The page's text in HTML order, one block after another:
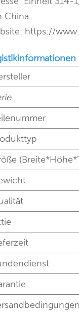
China
https://